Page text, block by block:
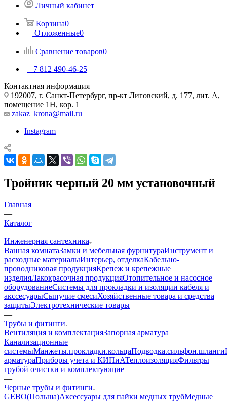
Личный кабинет
Корзина0
Отложенные0
Сравнение товаров0
+7 812 490-46-25
Контактная информация
192007, г. Санкт-Петербург, пр-кт Лиговский, д. 177, лит. А,
помещение 1Н, кор. 1
zakaz_krona@mail.ru
Instagram
Тройник черный 20 мм установочный
Главная
—
Каталог
—
Инженерная сантехника
Ванная комнатаЗамки и мебельная фурнитураИнструмент и
расходные материалыИнтерьер, отделкаКабельно-
проводниковая продукцияКрепеж и крепежные
изделияЛакокрасочная продукцияОтопительное и насосное
оборудованиеСистемы для прокладки и изоляции кабеля и
акссесуарыСыпучие смесиХозяйственные товара и средства
защитыЭлектротехнические товары
—
Трубы и фитинги
Вентиляция и комплектацияЗапорная арматура
Канализационные
системыМанжеты.прокладки.кольцаПодводка.сильфон.шланги
арматураПриборы учета и КИПиАТеплоизоляцияФильтры
грубой очистки и комплектующие
—
Черные трубы и фитинги
GEBO(Польша)Аксессуары для пайки медных трубМедные